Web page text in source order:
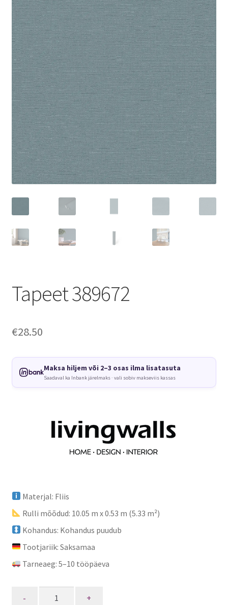
Tapeet 389672
€28.50
Maksa hiljem või 2–3 osas ilma lisatasuta
Saadaval ka Inbank järelmaks · vali sobiv makseviis kassas
Materjal: Fliis
Rulli mõõdud: 10.05 m x 0.53 m (5.33 m²)
Kohandus: Kohandus puudub
Tootjariik: Saksamaa
Tarneaeg: 5–10 tööpäeva